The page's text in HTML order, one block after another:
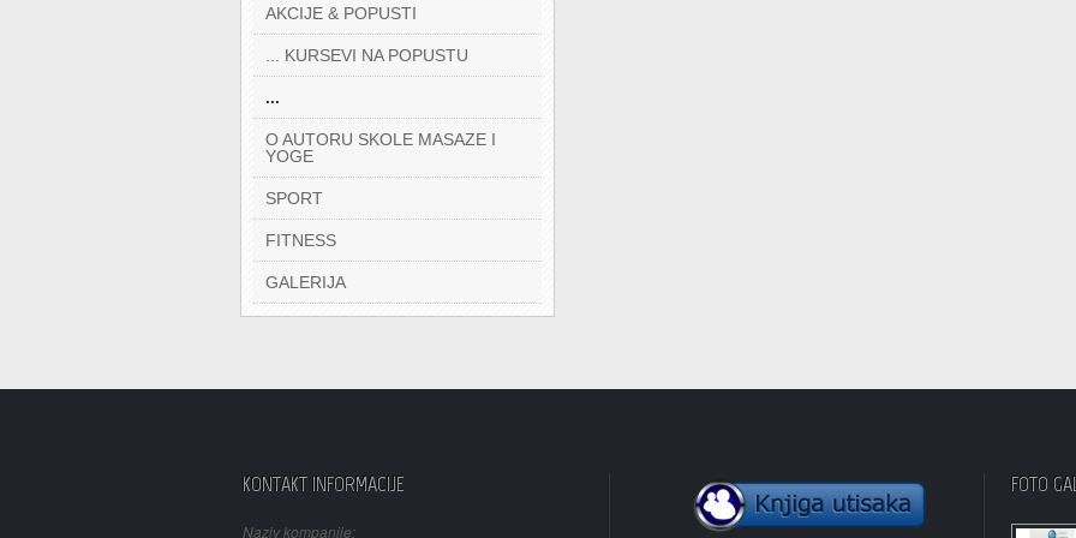
AKCIJE & POPUSTI
... KURSEVI NA POPUSTU
...
O AUTORU SKOLE MASAZE I
YOGE
SPORT
FITNESS
GALERIJA
KONTAKT INFORMACIJE
Naziv kompanije:
FOTO